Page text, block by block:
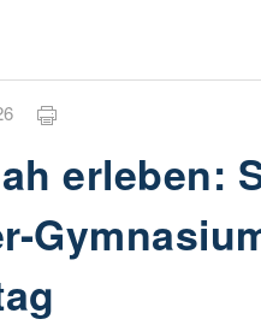
erleben: